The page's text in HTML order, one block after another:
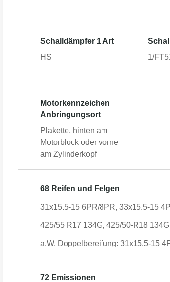
Schalldämpfer 1 Art
HS
1/
Motorkennzeichen
Anbringungsort
Plakette, hinten am
Motorblock oder vorne
am Zylinderkopf
68 Reifen und Felgen
31x15.5-15 6PR/8PR, 33x15.5-15
425/55 R17 134G, 425/50-R18
a.W. Doppelbereifung: 31x15.5-15
72 Emissionen